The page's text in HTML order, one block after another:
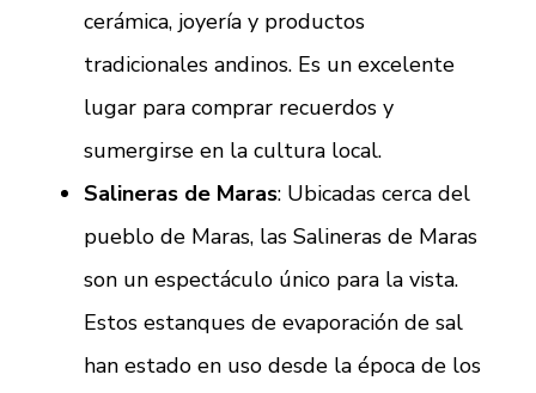
cerámica, joyería y productos
tradicionales andinos. Es un excelente
lugar para comprar recuerdos y
sumergirse en la cultura local.
Salineras de Maras: Ubicadas cerca del
pueblo de Maras, las Salineras de Maras
son un espectáculo único para la vista.
Estos estanques de evaporación de sal
han estado en uso desde la época de los